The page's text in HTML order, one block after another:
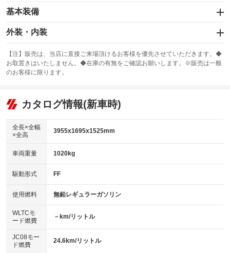
基本装備
エアバッグ：運転席/助手席
：装備あり
：装備なし
サンルーフ
：装備なし ABS
リフトアップ
：装備なし
：装備なし
パワーウィンドウ
アイドリングストップ
：装備あり
USB入力端子
：装備なし
100V電源
：装備なし
センターデフロック
：装備なし
電動格納ミラー
：装備あり
外装・内装
カーナビ：SDナビ
：装備あり
TV：フルセグ
：装備あり
ビジュアル：-／DVD再生
：装備あり
：装備なし
革シート
キーレス
HID(キセノンライト)
：装備なし
バックカメラ
：装備なし
エアロ
：装備なし
：装備なし
パワーシート
【注】販売は、当店に直接ご来場頂けるお客様を優先させていただきます。◆
お取置きはいたしません。◆在庫の有無をご確認お願いします。※販売は一般
のお客様に限ります。
カタログ情報(新車時)
全長×全幅
×全高
3955x1695x1525mm
車両重量 1020kg
駆動形式 FF
使用燃料 無鉛レギュラーガソリン
WLTCモ
ード燃費
－km/リットル
JC08モー
ド燃費
24.6km/リットル